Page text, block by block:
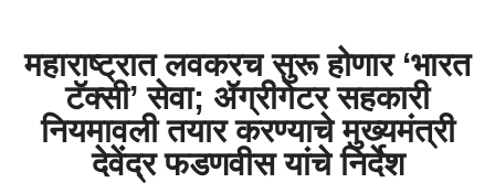
महाराष्ट्रात लवकरच सुरू होणार ‘भारत
टॅक्सी’ सेवा; ॲग्रीगेटर सहकारी
नियमावली तयार करण्याचे मुख्यमंत्री
देवेंद्र फडणवीस यांचे निर्देश